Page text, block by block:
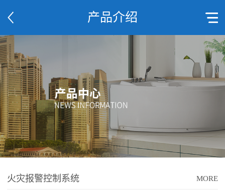
产品介绍
火灾报警控制系统 MORE